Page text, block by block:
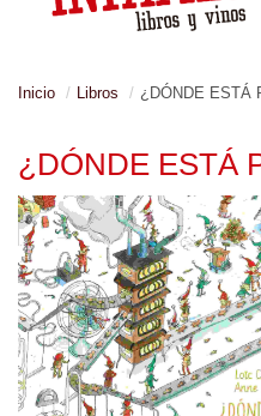
Inicio Libros ¿DÓNDE ESTÁ
¿DÓNDE ESTÁ